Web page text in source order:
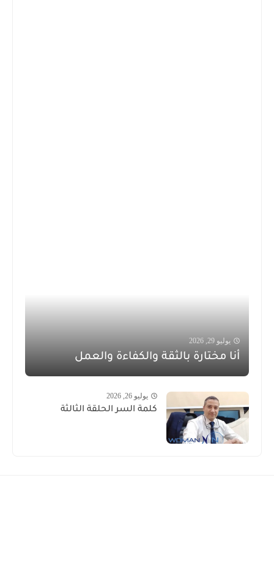
يوليو 29, 2026
أنا مختارة بالثقة والكفاءة والعمل
يوليو 26, 2026
كلمة السر الحلقة الثالثة